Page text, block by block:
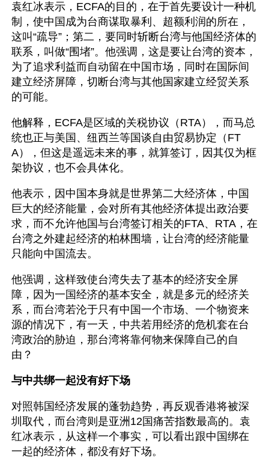
袁红冰表示，ECFA的目的，在于首先要设计一种机
制，使中国成为台商谋取暴利、超额利润的所在，
这叫“疏导”；第二，要同时斩断台湾与他国经济体的
联系，叫做“围堵”。他强调，这是要让台湾的资本，
为了追求利益而自动留在中国市场，同时在国际间
建立经济屏障，切断台湾与其他国家建立经贸关系
的可能。
他解释，ECFA是区域的关税协议（RTA），而马总
统也正与美国、纽西兰等国谈自由贸易协定（FT
A），但这是遥远未来的事，就算签订，因其仅为框
架协议，也不会具体化。
他表示，因中国本身就是世界第二大经济体，中国
巨大的经济能量，会对所有其他经济体提出政治要
求，而不允许他国与台湾签订相关的FTA、RTA，在
台湾之外建起经济的柏林围墙，让台湾的经济能量
只能向中国流去。
他强调，这样致使台湾失去了基本的经济安全屏
障，因为一国经济的基本安全，就是多元的经济关
系，而台湾若沦于只有中国一个市场、一个物资来
源的情况下，有一天，中共若用经济的危机套在台
湾政治的胁迫，那台湾将靠何物来保障自己的自
由？
与中共绑一起没有好下场
对照韩国经济发展的蓬勃趋势，再反观香港将被深
圳取代，而台湾则是亚洲12国痛苦指数最高的。袁
红冰表示，从这样一个事实，可以看出跟中国绑在
一起的经济体，都没有好下场。